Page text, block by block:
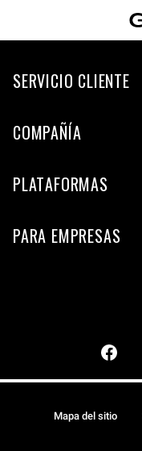
SERVICIO CLIENTE
COMPAÑÍA
PLATAFORMAS
PARA EMPRESAS
Mapa del sitio